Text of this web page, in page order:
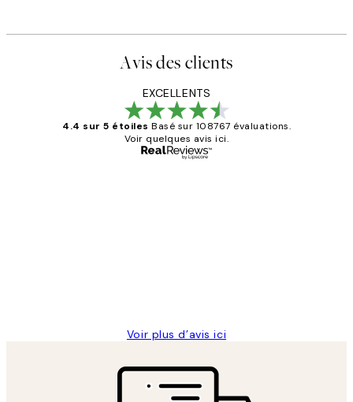
Avis des clients
EXCELLENTS
4.4 sur 5 étoiles Basé sur 108767 évaluations.
Voir quelques avis ici.
Voir plus d’avis ici